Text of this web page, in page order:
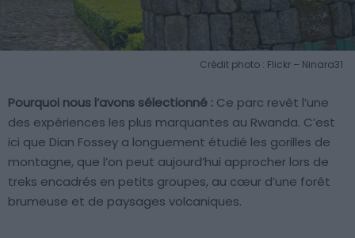
Crédit photo : Flickr – Ninara31
Pourquoi nous l’avons sélectionné : Ce parc revêt l’une
des expériences les plus marquantes au Rwanda. C’est
ici que Dian Fossey a longuement étudié les gorilles de
montagne, que l’on peut aujourd’hui approcher lors de
treks encadrés en petits groupes, au cœur d’une forêt
brumeuse et de paysages volcaniques.